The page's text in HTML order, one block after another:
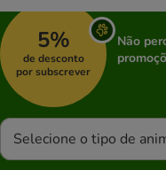
5%
de desconto
por subscrever
Não
Selecione o tipo de